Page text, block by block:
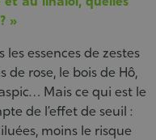
»
essences de zestes
de rose, le bois de Hô,
Mais ce qui est le
de l’effet de seuil :
moins le risque